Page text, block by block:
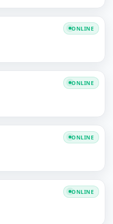
ONLINE
ONLINE
ONLINE
ONLINE